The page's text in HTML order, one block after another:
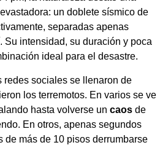
un doblete sísmico de
separadas apenas
Su intensidad, su duración y poca
ideal para el desastre.
redes sociales se llenaron de
los terremotos. En varios se ve
hasta volverse un caos de
En otros, apenas segundos
de más de 10 pisos derrumbarse